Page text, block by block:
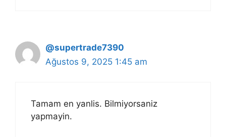
@supertrade7390
Ağustos 9, 2025 1:45 am
Tamam en yanlis. Bilmiyorsaniz
yapmayin.